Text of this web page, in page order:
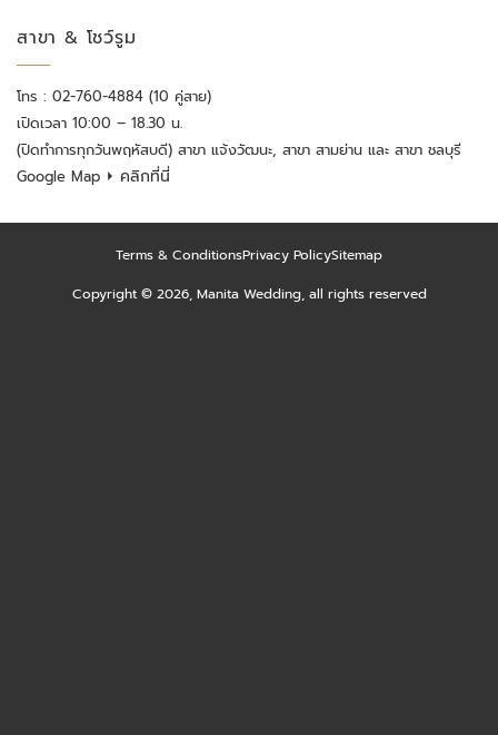
สาขา & โชว์รูม
โทร : 02-760-4884 (10 คู่สาย)
เปิดเวลา 10:00 – 18.30 น.
(ปิดทำการทุกวันพฤหัสบดี) สาขา แจ้งวัฒนะ, สาขา สามย่าน และ สาขา ชลบุรี
Google Map ⏵ คลิกที่นี่
Terms & ConditionsPrivacy PolicySitemap
Copyright © 2026, Manita Wedding, all rights reserved